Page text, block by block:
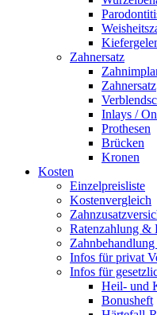
Zahnersatz
Zahnersatz
Inlays /
Prothesen
Brücken
Kronen
Kosten
Einzelpreisliste
Kostenvergleich
Ratenzahlung &
Infos für privat
Infos für
Heil- und
Bonusheft